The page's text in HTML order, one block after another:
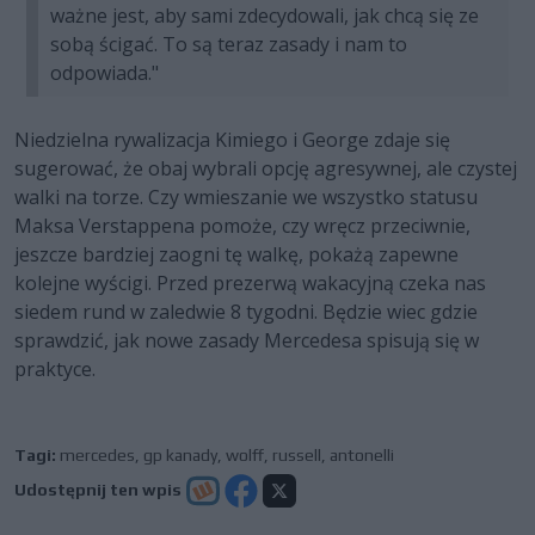
ważne jest, aby sami zdecydowali, jak chcą się ze
sobą ścigać. To są teraz zasady i nam to
odpowiada."
Niedzielna rywalizacja Kimiego i George zdaje się
sugerować, że obaj wybrali opcję agresywnej, ale czystej
walki na torze. Czy wmieszanie we wszystko statusu
Maksa Verstappena pomoże, czy wręcz przeciwnie,
jeszcze bardziej zaogni tę walkę, pokażą zapewne
kolejne wyścigi. Przed prezerwą wakacyjną czeka nas
siedem rund w zaledwie 8 tygodni. Będzie wiec gdzie
sprawdzić, jak nowe zasady Mercedesa spisują się w
praktyce.
Tagi: mercedes gp kanady wolff russell antonelli
Udostępnij ten wpis